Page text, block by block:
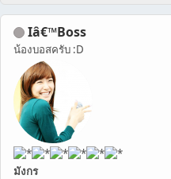
Iâ€™Boss
น้องบอสครับ :D
มังกร